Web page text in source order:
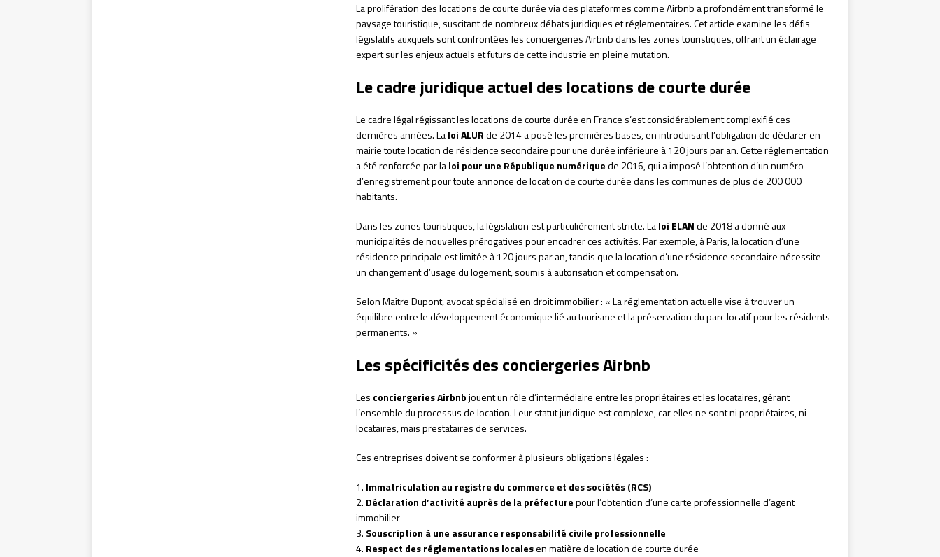
La prolifération des locations de courte durée via des plateformes comme Airbnb a profondément transformé le
paysage touristique, suscitant de nombreux débats juridiques et réglementaires. Cet article examine les défis
législatifs auxquels sont confrontées les conciergeries Airbnb dans les zones touristiques, offrant un éclairage
expert sur les enjeux actuels et futurs de cette industrie en pleine mutation.
Le cadre juridique actuel des locations de courte durée
Le cadre légal régissant les locations de courte durée en France s’est considérablement complexifié ces
dernières années. Laloi ALURde 2014 a posé les premières bases, en introduisant l’obligation de déclarer en
mairie toute location de résidence secondaire pour une durée inférieure à 120 jours par an. Cette réglementation
a été renforcée par laloi pour une République numériquede 2016, qui a imposé l’obtention d’un numéro
d’enregistrement pour toute annonce de location de courte durée dans les communes de plus de 200 000
habitants.
Dans les zones touristiques, la législation est particulièrement stricte. Laloi ELANde 2018 a donné aux
municipalités de nouvelles prérogatives pour encadrer ces activités. Par exemple, à Paris, la location d’une
résidence principale est limitée à 120 jours par an, tandis que la location d’une résidence secondaire nécessite
un changement d’usage du logement, soumis à autorisation et compensation.
Selon Maître Dupont, avocat spécialisé en droit immobilier : « La réglementation actuelle vise à trouver un
équilibre entre le développement économique lié au tourisme et la préservation du parc locatif pour les résidents
permanents. »
Les spécificités des conciergeries Airbnb
Les conciergeries Airbnbjouent un rôle d’intermédiaire entre les propriétaires et les locataires, gérant
l’ensemble du processus de location. Leur statut juridique est complexe, car elles ne sont ni propriétaires, ni
locataires, mais prestataires de services.
Ces entreprises doivent se conformer à plusieurs obligations légales :
1. Immatriculation au registre du commerce et des sociétés (RCS)
2. Déclaration d’activité auprès de la préfecturepour l’obtention d’une carte professionnelle d’agent
immobilier
3. Souscription à une assurance responsabilité civile professionnelle
4. Respect des réglementations localesen matière de location de courte durée